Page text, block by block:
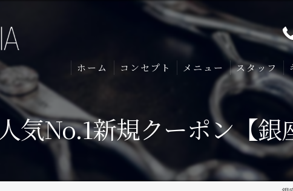
ホーム コンセプト メニュー スタッフ
人気No.1新規クーポン【銀